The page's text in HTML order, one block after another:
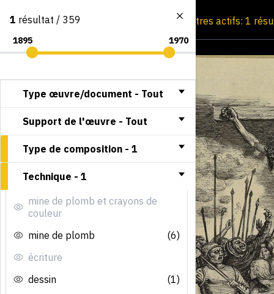
Consultation par image Filtres actifs: 1
1 résultat / 359
Type œuvre/document - Tout
Support de l'œuvre - Tout
Type de composition - 1
Technique - 1
mine de plomb et crayons de
couleur
mine de plomb
(6)
écriture
dessin
(1)